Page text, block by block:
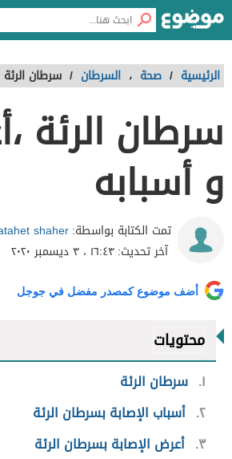
الرئيسية / صحة ، السرطان / سرطان الرئة
سرطان الرئة
و أسبابه
تمت الكتابة بواسطة:shaher
آخر تحديث:١٦:٤٣ ، ٣ ديسمبر ٢٠٢٠
أضف موضوع كمصدر مفضل في جوجل
محتويات
١ سرطان الرئة
٢ أسباب الإصابة بسرطان الرئة
٣ أعرض الإصابة بسرطان الرئة